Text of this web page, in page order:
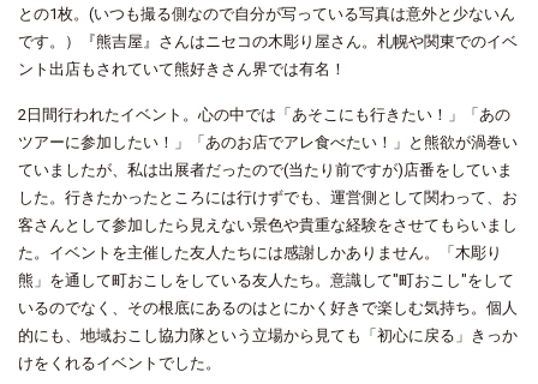
との1枚。(いつも撮る側なので自分が写っている写真は意外と少ないん
です。）『熊吉屋』さんはニセコの木彫り屋さん。札幌や関東でのイベ
ント出店もされていて熊好きさん界では有名！
2日間行われたイベント。心の中では「あそこにも行きたい！」「あの
ツアーに参加したい！」「あのお店でアレ食べたい！」と熊欲が渦巻い
ていましたが、私は出展者だったので(当たり前ですが)店番をしていま
した。行きたかったところには行けずでも、運営側として関わって、お
客さんとして参加したら見えない景色や貴重な経験をさせてもらいまし
た。イベントを主催した友人たちには感謝しかありません。「木彫り
熊」を通して町おこしをしている友人たち。意識して"町おこし"をして
いるのでなく、その根底にあるのはとにかく好きで楽しむ気持ち。個人
的にも、地域おこし協力隊という立場から見ても「初心に戻る」きっか
けをくれるイベントでした。